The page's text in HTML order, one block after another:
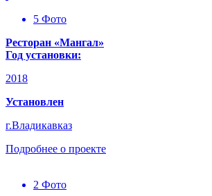
5 Фото
Ресторан «Мангал»
Год установки:
2018
Установлен
г.Владикавказ
Подробнее о проекте
2 Фото